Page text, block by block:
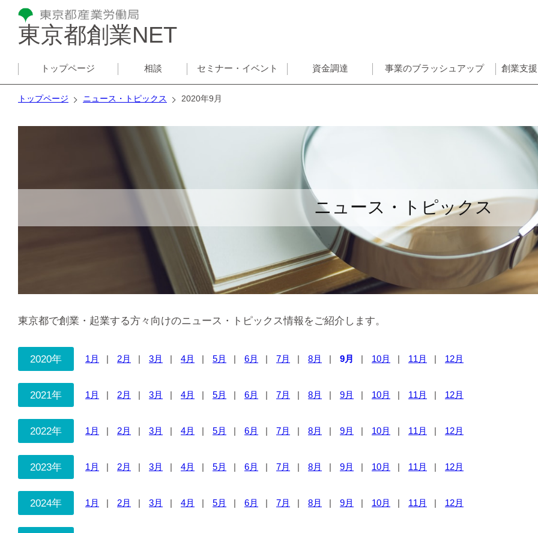
東京都創業NET
トップページ 相談 セミナー・イベント 資金調達 事業のブラッシュアップ 創業支
トップページ ニュース・トピックス 2020年9月
ニュース・トピックス
東京都で創業・起業する方々向けのニュース・トピックス情報をご紹介します。
2020年 1月 2月 3月 4月 5月 6月 7月 8月 9月 10月 11月 12月
2021年 1月 2月 3月 4月 5月 6月 7月 8月 9月 10月 11月 12月
2022年 1月 2月 3月 4月 5月 6月 7月 8月 9月 10月 11月 12月
2023年 1月 2月 3月 4月 5月 6月 7月 8月 9月 10月 11月 12月
2024年 1月 2月 3月 4月 5月 6月 7月 8月 9月 10月 11月 12月